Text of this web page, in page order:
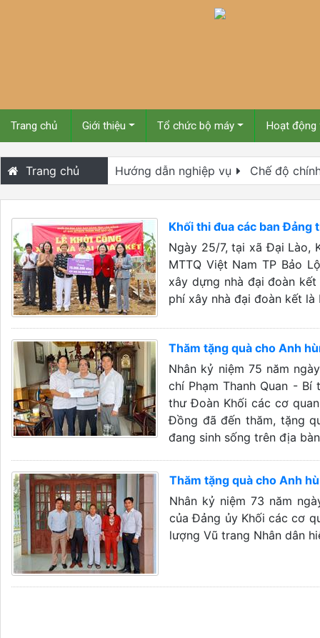
Trang chủ Giới thiệu Tổ chức bộ máy Hoạt động
Trang chủ Hướng dẫn nghiệp vụ Chế độ
Khối thi đua các ban Đảng
Ngày 25/7, tại xã Đại Lào,
MTTQ Việt Nam TP Bảo
xây dựng nhà đại đoàn
phí xây nhà đại đoàn kết
Thăm tặng quà cho Anh
Nhân kỷ niệm 75 năm
chí Phạm Thanh Quan -
thư Đoàn Khối các cơ
Đồng đã đến thăm, tặng
đang sinh sống trên địa
Thăm tặng quà cho Anh
Nhân kỷ niệm 73 năm
của Đảng ủy Khối các cơ
lượng Vũ trang Nhân dân